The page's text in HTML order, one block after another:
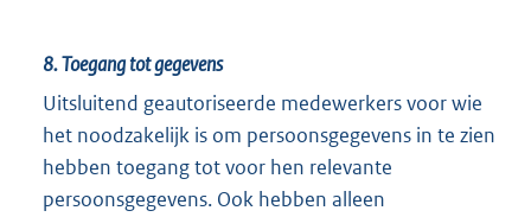
8.Toegang tot gegevens
Uitsluitend geautoriseerde medewerkers voor wie
het noodzakelijk is om persoonsgegevens in te zien
hebben toegang tot voor hen relevante
persoonsgegevens. Ook hebben alleen